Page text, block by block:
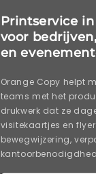
Printservice
voor
en
Orange Copy helpt
teams met het
drukwerk dat ze
visitekaartjes en
bewegwijzering,